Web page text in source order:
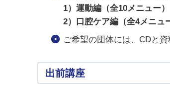
1）運動編（全10メニュー
2）口腔ケア編（全4メニュ
ご希望の団体には、CDと
出前講座